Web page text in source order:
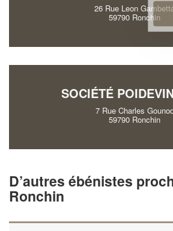
26 Rue Leon
59790 Ronchin
SOCIÉTÉ
7 Rue Charles
59790 Ronchin
D’autres ébénistes
Ronchin
En